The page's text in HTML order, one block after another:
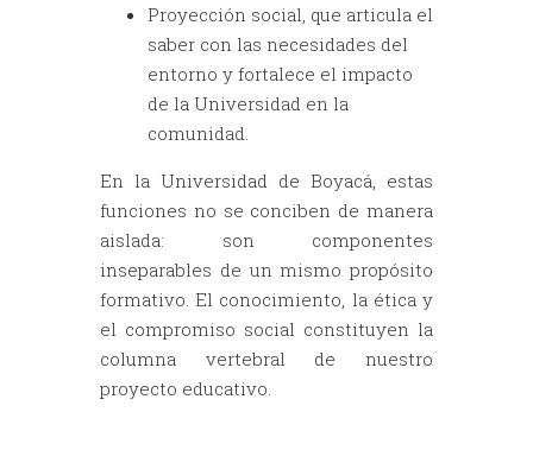
Proyección social, que articula el
saber con las necesidades del
entorno y fortalece el impacto
de la Universidad en la
comunidad.
En la Universidad de Boyacá, estas
funciones no se conciben de manera
aislada: son componentes
inseparables de un mismo propósito
formativo. El conocimiento, la ética y
el compromiso social constituyen la
columna vertebral de nuestro
proyecto educativo.